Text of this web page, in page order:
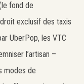
fond de
exclusif des taxis
UberPop, les VTC
l’artisan –
modes de